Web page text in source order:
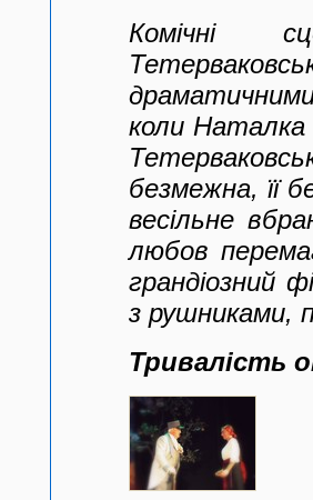
Комічні
коли Наталка
безмежна, її
весільне
любов
грандіозний
з рушниками,
Тривалість